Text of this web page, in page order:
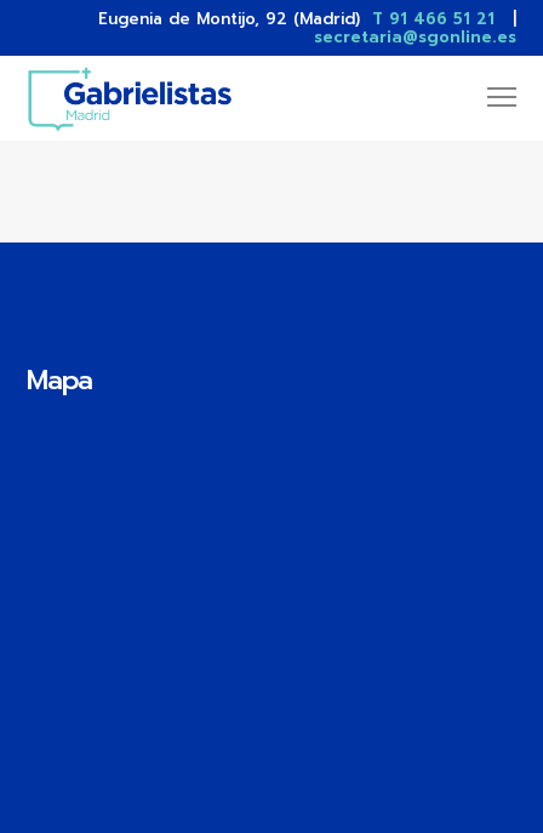
Eugenia de Montijo, 92 (Madrid) T 91 466 51 21
secretaria@sgonline.es
Mapa